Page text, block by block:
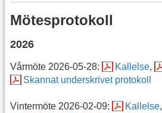
Mötesprotokoll
2026
Vårmöte 2026-05-28: Kallelse,
Skannat underskrivet protokoll
Vintermöte 2026-02-09: Kallelse,